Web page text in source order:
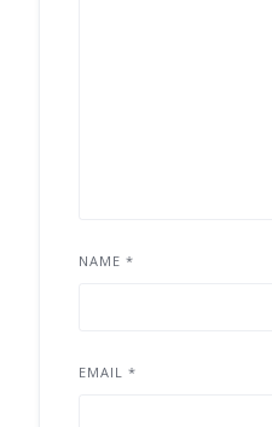
NAME *
EMAIL *